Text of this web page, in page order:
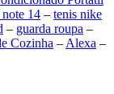
14 – tenis nike
– guarda roupa –
Cozinha – Alexa –